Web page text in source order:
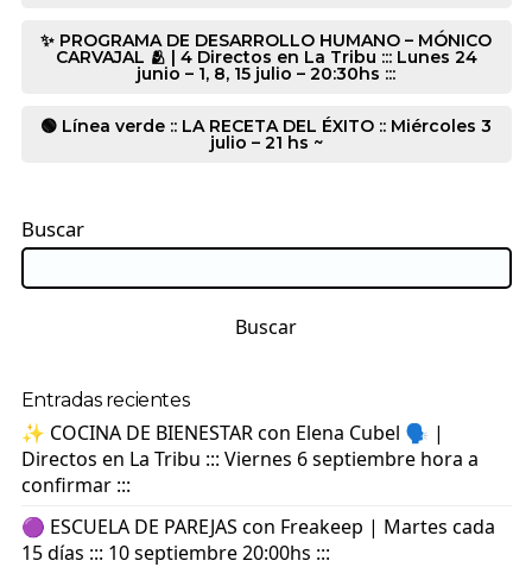
✨ PROGRAMA DE DESARROLLO HUMANO – MÓNICO
CARVAJAL 🫂 | 4 Directos en La Tribu ::: Lunes 24
junio – 1, 8, 15 julio – 20:30hs :::
🟢 Línea verde :: LA RECETA DEL ÉXITO :: Miércoles 3
julio – 21 hs ~
Buscar
Buscar
Entradas recientes
✨ COCINA DE BIENESTAR con Elena Cubel 🗣️ |
Directos en La Tribu ::: Viernes 6 septiembre hora a
confirmar :::
🟣 ESCUELA DE PAREJAS con Freakeep | Martes cada
15 días ::: 10 septiembre 20:00hs :::